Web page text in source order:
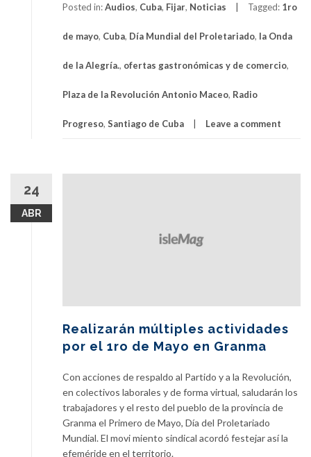
Posted in:Audios, Cuba, Fijar, Noticias Tagged: 1ro
de mayo, Cuba, Día Mundial del Proletariado, la Onda
de la Alegría., ofertas gastronómicas y de comercio,
Plaza de la Revolución Antonio Maceo, Radio
Progreso, Santiago de Cuba Leave a comment
24
ABR
Realizarán múltiples actividades
por el 1ro de Mayo en Granma
Con acciones de respaldo al Partido y a la Revolución,
en colectivos laborales y de forma virtual, saludarán los
trabajadores y el resto del pueblo de la provincia de
Granma el Primero de Mayo, Día del Proletariado
Mundial. El movi miento sindical acordó festejar así la
efeméride en el territorio.